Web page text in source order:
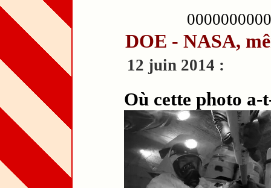
DOE - NASA,
12 juin 2014 :
Où cette photo a-